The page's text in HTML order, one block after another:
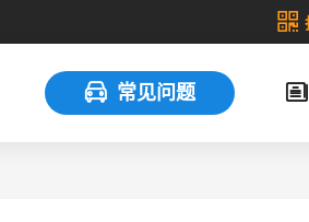
常见问题